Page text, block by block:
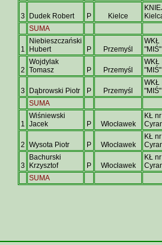
3 Dudek Robert P Kielce
SUMA
1
Niebieszczański
Hubert
P Przemyśl
WKŁ
2
Wojdylak
Tomasz
P Przemyśl
WKŁ
3 Dąbrowski Piotr P Przemyśl
WKŁ
SUMA
1
Wiśniewski
Jacek
P Włocławek
KŁ
2 Wysota Piotr P Włocławek
KŁ
3
Bachurski
Krzysztof
P Włocławek
KŁ
SUMA